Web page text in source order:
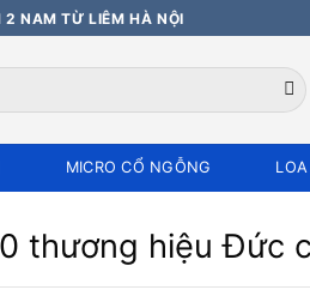
2 NAM TỪ LIÊM HÀ NỘI
MICRO CỔ NGỖNG
thương hiệu Đức